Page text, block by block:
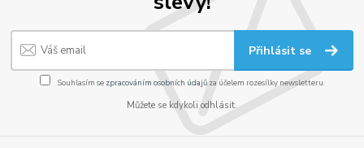
Přihlásit se
Souhlasím se zpracováním osobních údajůza účelem rozesílky newsletteru.
Můžete se kdykoli odhlásit.